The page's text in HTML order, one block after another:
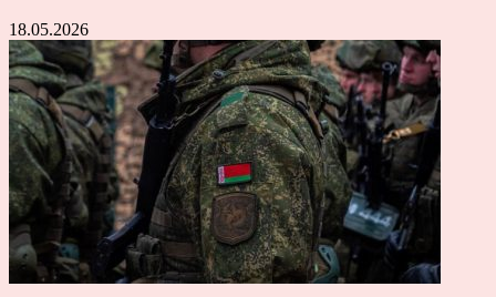
18.05.2026